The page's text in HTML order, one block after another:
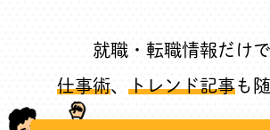
就職・転職情報だけで
仕事術、 トレンド記事も